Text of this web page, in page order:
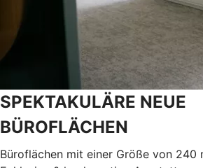
SPEKTAKULÄRE NEUE
BÜROFLÄCHEN
Büroflächen mit einer Größe von 240